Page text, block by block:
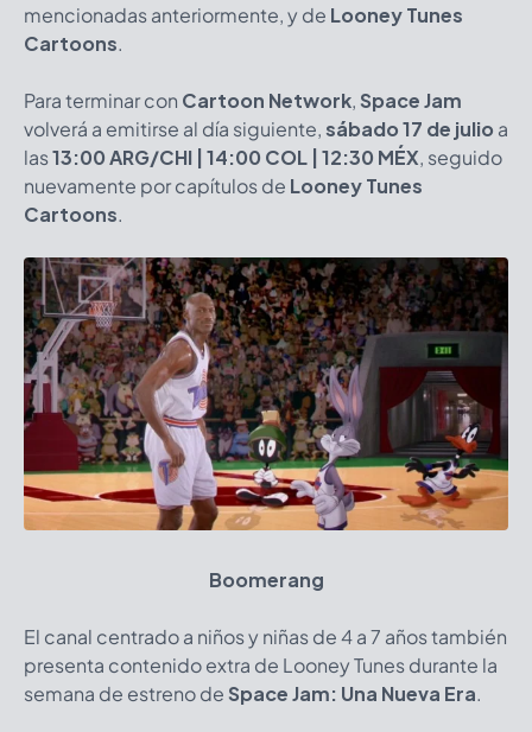
mencionadas anteriormente, y de Looney Tunes
Cartoons.
Para terminar con Cartoon Network, Space Jam
volverá a emitirse al día siguiente,sábado 17 de julio a
las13:00 ARG/CHI | 14:00 COL | 12:30 MÉX, seguido
nuevamente por capítulos de Looney Tunes
Cartoons.
Boomerang
El canal centrado a niños y niñas de 4 a 7 años también
presenta contenido extra de Looney Tunes durante la
semana de estreno de Space Jam: Una Nueva Era.